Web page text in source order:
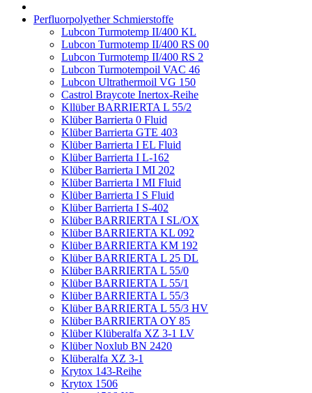
Perfluorpolyether Schmierstoffe
Lubcon Turmotemp II/400 KL
Lubcon Turmotemp II/400 RS 00
Lubcon Turmotemp II/400 RS 2
Lubcon Turmotempoil VAC 46
Lubcon Ultrathermoil VG 150
Castrol Braycote Inertox-Reihe
Kllüber BARRIERTA L 55/2
Klüber Barrierta 0 Fluid
Klüber Barrierta GTE 403
Klüber Barrierta I EL Fluid
Klüber Barrierta I L-162
Klüber Barrierta I MI 202
Klüber Barrierta I MI Fluid
Klüber Barrierta I S Fluid
Klüber Barrierta I S-402
Klüber BARRIERTA I SL/OX
Klüber BARRIERTA KL 092
Klüber BARRIERTA KM 192
Klüber BARRIERTA L 25 DL
Klüber BARRIERTA L 55/0
Klüber BARRIERTA L 55/1
Klüber BARRIERTA L 55/3
Klüber BARRIERTA L 55/3 HV
Klüber BARRIERTA OY 85
Klüber Klüberalfa XZ 3-1 LV
Klüber Noxlub BN 2420
Klüberalfa XZ 3-1
Krytox 143-Reihe
Krytox 1506